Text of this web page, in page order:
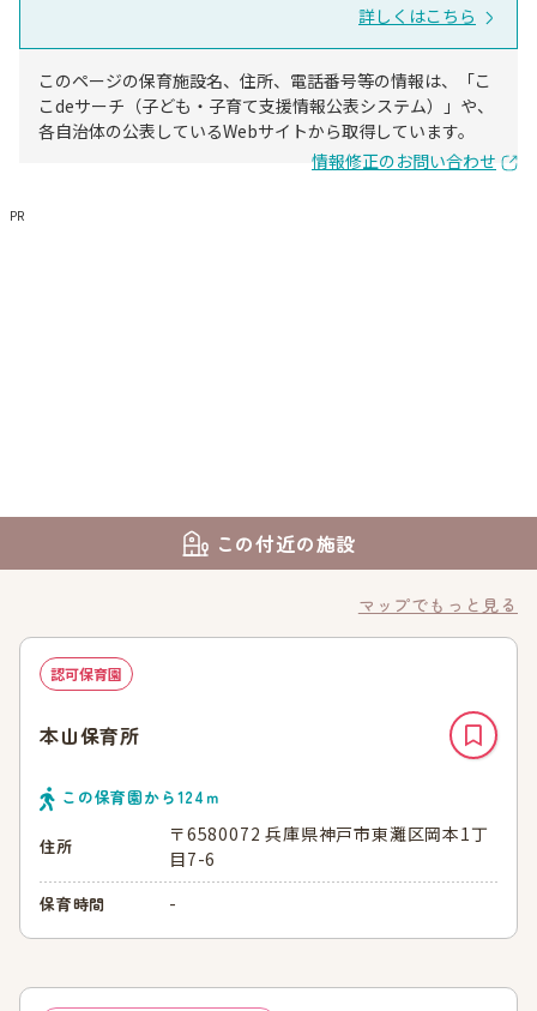
詳しくはこちら
このページの保育施設名、住所、電話番号等の情報は、「こ
こdeサーチ（子ども・子育て支援情報公表システム）」や、
各自治体の公表しているWebサイトから取得しています。
情報修正のお問い合わせ
PR
この付近の施設
マップでもっと見る
認可保育園
本山保育所
この保育園から124 ｍ
住所
〒6580072 兵庫県神戸市東灘区岡本1丁
目7-6
保育時間 -